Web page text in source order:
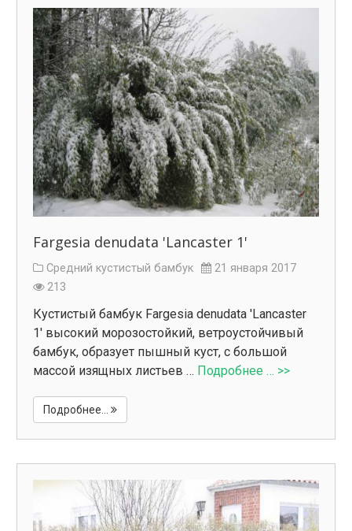
Fargesia denudata 'Lancaster 1'
Средний кустистый бамбук
21 января 2017
213
Кустистый бамбук Fargesia denudata 'Lancaster
1' высокий морозостойкий, ветроустойчивый
бамбук, образует пышный куст, с большой
массой изящных листьев … Подробнее … >>
Подробнее...